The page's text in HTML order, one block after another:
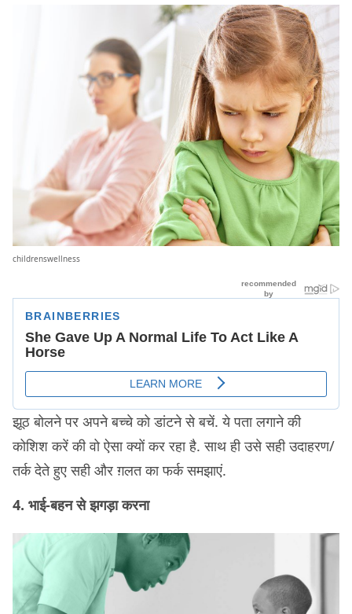
childrenswellness
झूठ बोलने पर अपने बच्चे को डांटने से बचें. ये पता लगाने की
कोशिश करें की वो ऐसा क्यों कर रहा है. साथ ही उसे सही उदाहरण/
तर्क देते हुए सही और ग़लत का फर्क समझाएं.
4. भाई-बहन से झगड़ा करना